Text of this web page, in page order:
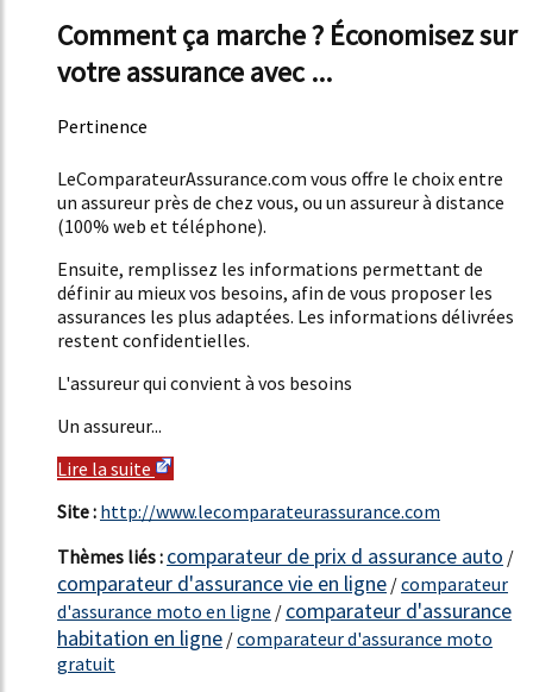
Comment ça marche ? Économisez sur
votre assurance avec ...
Pertinence
LeComparateurAssurance.com vous offre le choix entre
un assureur près de chez vous, ou un assureur à distance
(100% web et téléphone).
Ensuite, remplissez les informations permettant de
définir au mieux vos besoins, afin de vous proposer les
assurances les plus adaptées. Les informations délivrées
restent confidentielles.
L'assureur qui convient à vos besoins
Un assureur...
Lire la suite
Site : http://www.lecomparateurassurance.com
Thèmes liés : comparateur de prix d assurance auto /
comparateur d'assurance vie en ligne /comparateur
d'assurance moto en ligne / comparateur d'assurance
habitation en ligne /comparateur d'assurance moto
gratuit